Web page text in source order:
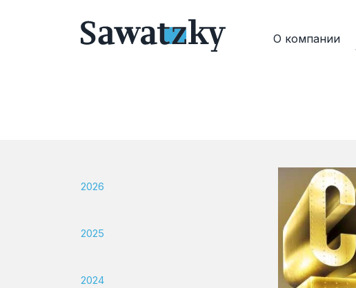
О компании
2026
2025
2024